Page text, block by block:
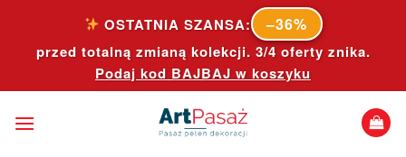
content
OSTATNIA SZANSA: –36%
przed totalną zmianą kolekcji. 3/4 oferty znika.
Podaj kod BAJBAJ w koszyku